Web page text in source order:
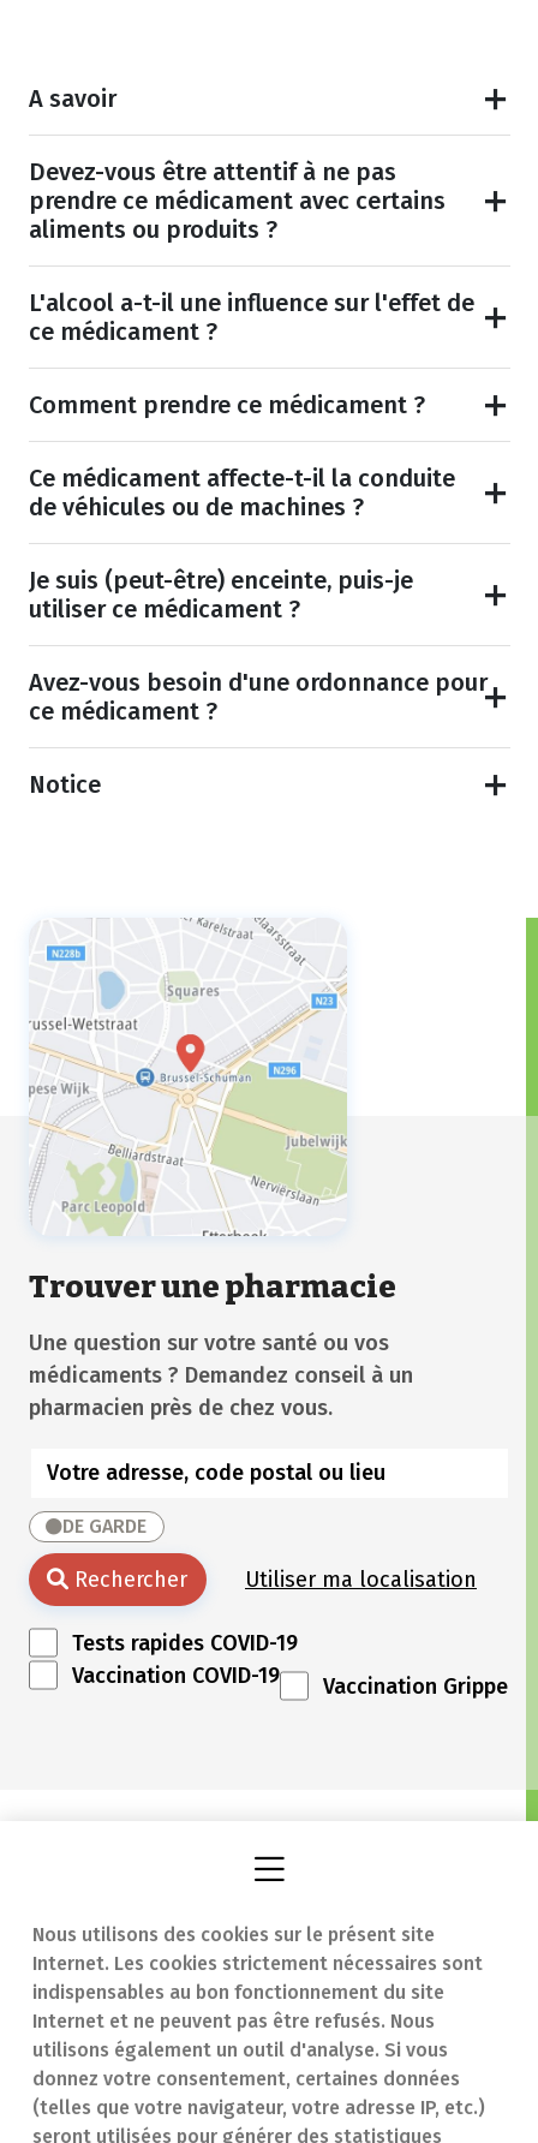
Nous utilisons des cookies sur le présent site
Internet. Les cookies strictement nécessaires sont
indispensables au bon fonctionnement du site
Internet et ne peuvent pas être refusés. Nous
utilisons également un outil d'analyse. Si vous
donnez votre consentement, certaines données
(telles que votre navigateur, votre adresse IP, etc.)
seront utilisées pour générer des statistiques
A savoir
Devez-vous être attentif à ne pas
prendre ce médicament avec certains
aliments ou produits ?
L'alcool a-t-il une influence sur l'effet de
ce médicament ?
Comment prendre ce médicament ?
Ce médicament affecte-t-il la conduite
de véhicules ou de machines ?
Je suis (peut-être) enceinte, puis-je
utiliser ce médicament ?
Avez-vous besoin d'une ordonnance pour
ce médicament ?
Notice
Trouver une pharmacie
Une question sur votre santé ou vos
médicaments ? Demandez conseil à un
pharmacien près de chez vous.
DE GARDE
Rechercher Utiliser ma localisation
Tests rapides COVID-19
Vaccination COVID-19
Vaccination Grippe
Trouver une
pharmacie
Notre expertise
Maladies
En cas d'urgence
Contact
Questions
fréquentes (FAQ)